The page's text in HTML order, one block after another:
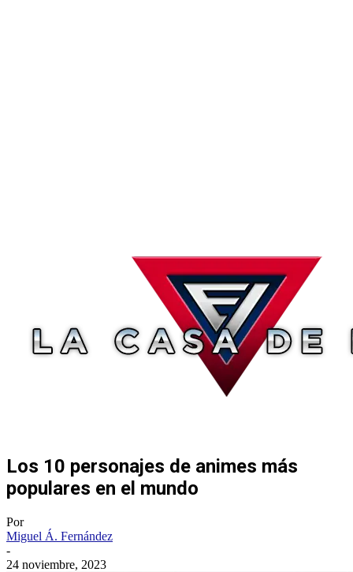
Los 10 personajes de animes más
populares en el mundo
Por
Miguel Á. Fernández
-
24 noviembre, 2023